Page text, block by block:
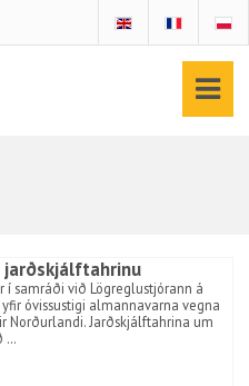
jarðskjálftahrinu
í samráði við Lögreglustjórann á
óvissustigi almannavarna vegna
Norðurlandi. Jarðskjálftahrina um
…